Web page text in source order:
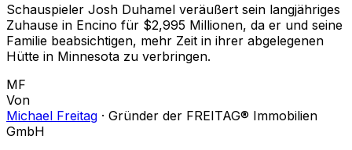
Schauspieler Josh Duhamel veräußert sein langjähriges
Zuhause in Encino für $2,995 Millionen, da er und seine
Familie beabsichtigen, mehr Zeit in ihrer abgelegenen
Hütte in Minnesota zu verbringen.
MF
Von
Michael Freitag · Gründer der FREITAG® Immobilien
GmbH